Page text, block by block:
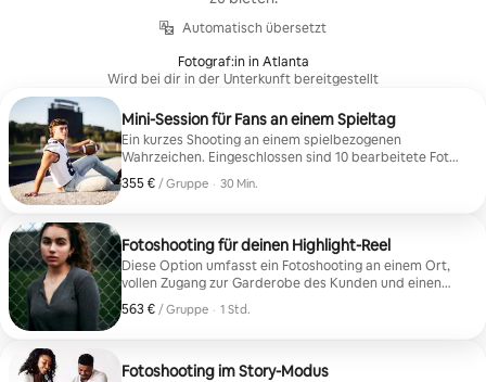
Automatisch übersetzt
Fotograf:in in Atlanta
Wird bei dir in der Unterkunft bereitgestellt
Mini-Session für Fans an einem Spieltag
Ein kurzes Shooting an einem spielbezogenen
Wahrzeichen. Eingeschlossen sind 10 bearbeitete Fotos
und kein Outfit-Wechsel.
355 € / Gruppe
355 € pro Gruppe
, · 30 Min.
Fotoshooting für deinen Highlight-Reel
Diese Option umfasst ein Fotoshooting an einem Ort,
vollen Zugang zur Garderobe des Kunden und einen
Outfit-Wechsel. Kunden erhalten digital 20
retuschierte Fotos.
563 € / Gruppe
563 € pro Gruppe
, · 1 Std.
Fotoshooting im Story-Modus